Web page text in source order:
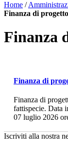
Home /
Finanza di progetto
Finanza
Finanza di
Finanza di
fattispecie. Data
07 luglio 2026
Iscriviti alla nostra